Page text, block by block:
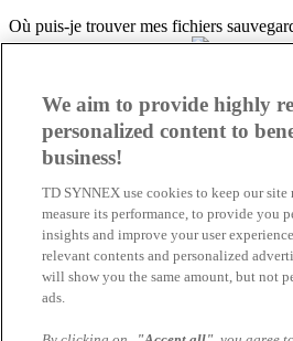
Où puis-je trouver mes fichiers
sauvegarder des fichiers ?
les documents intéressants.
Ceux-ci sont listés par ordre
menu “Mes documents” dans le
Comment puis-je échanger des
utilisateurs ?
Utilisez la fonction de chat via la
pour les chats 1:1. Vous y verrez
personnes sont actuellement en
We aim to provide highly
personalized content to
business!
TD SYNNEX use cookies to keep our site
measure its performance, to provide you
insights and improve your user
relevant contents and personalized
will show you the same amount, but not
ads.